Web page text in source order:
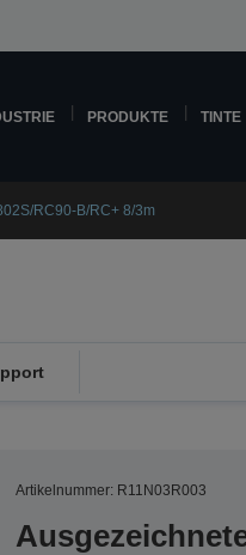
PRODUKTE TINTE
RC90-B/RC+ 8/3m
Artikelnummer: R11N03R003